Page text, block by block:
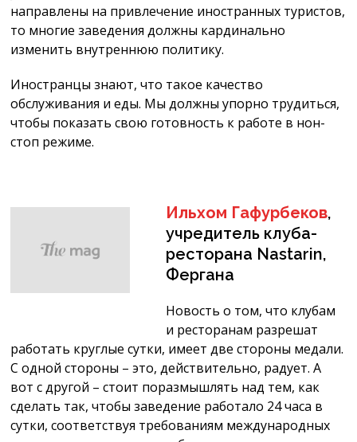
направлены на привлечение иностранных туристов,
то многие заведения должны кардинально
изменить внутреннюю политику.
Иностранцы знают, что такое качество
обслуживания и еды. Мы должны упорно трудиться,
чтобы показать свою готовность к работе в нон-
стоп режиме.
Ильхом Гафурбеков,
учредитель клуба-
ресторана Nastarin,
Фергана
Новость о том, что клубам
и ресторанам разрешат
работать круглые сутки, имеет две стороны медали.
С одной стороны – это, действительно, радует. А
вот с другой – стоит поразмышлять над тем, как
сделать так, чтобы заведение работало 24 часа в
сутки, соответствуя требованиям международных